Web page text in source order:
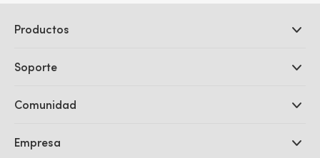
Productos
DaVinci Resolve y Fusion
Ultimatte
Captura y reproducción
Soporte
Centro de soporte técnico
Comunidad
Empresa